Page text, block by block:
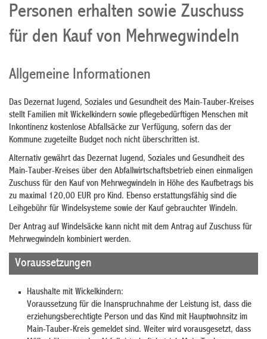
Personen erhalten sowie Zuschuss
für den Kauf von Mehrwegwindeln
Allgemeine Informationen
Das Dezernat Jugend, Soziales und Gesundheit des Main-Tauber-Kreises
stellt Familien mit Wickelkindern sowie pflegebedürftigen Menschen mit
Inkontinenz kostenlose Abfallsäcke zur Verfügung, sofern das der
Kommune zugeteilte Budget noch nicht überschritten ist.
Alternativ gewährt das Dezernat Jugend, Soziales und Gesundheit des
Main-Tauber-Kreises über den Abfallwirtschaftsbetrieb einen einmaligen
Zuschuss für den Kauf von Mehrwegwindeln in Höhe des Kaufbetrags bis
zu maximal 120,00 EUR pro Kind. Ebenso erstattungsfähig sind die
Leihgebühr für Windelsysteme sowie der Kauf gebrauchter Windeln.
Der Antrag auf Windelsäcke kann nicht mit dem Antrag auf Zuschuss für
Mehrwegwindeln kombiniert werden.
Voraussetzungen
Haushalte mit Wickelkindern:
Voraussetzung für die Inanspruchnahme der Leistung ist, dass die
erziehungsberechtigte Person und das Kind mit Hauptwohnsitz im
Main-Tauber-Kreis gemeldet sind. Weiter wird vorausgesetzt, dass